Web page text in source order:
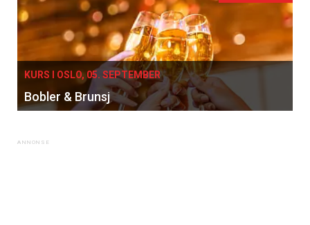
KURS I OSLO, 05. SEPTEMBER
Bobler & Brunsj